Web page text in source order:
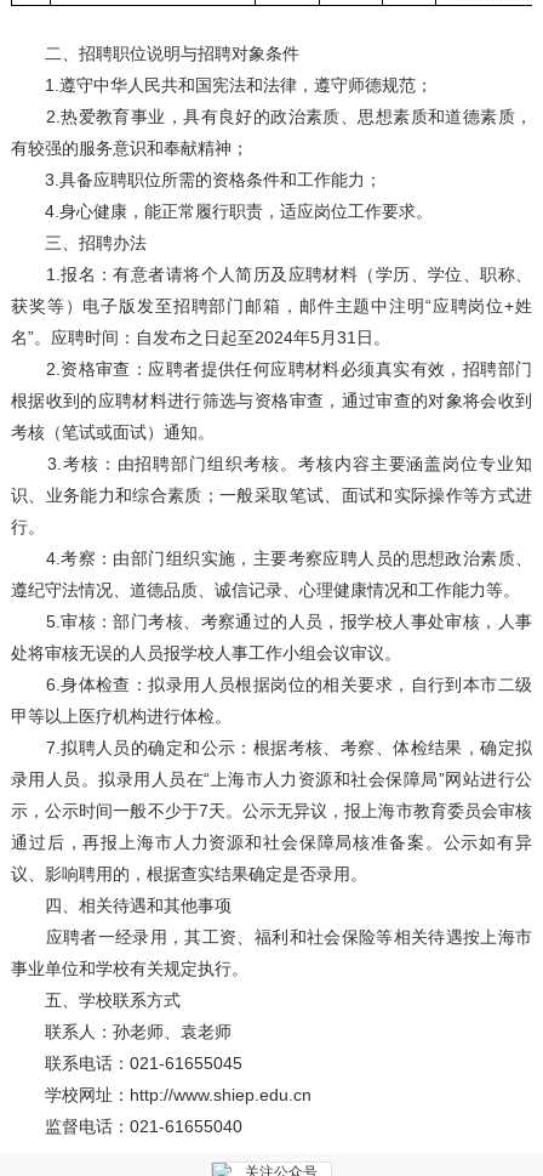
二、招聘职位说明与招聘对象条件
1.遵守中华人民共和国宪法和法律，遵守师德规范；
2.热爱教育事业，具有良好的政治素质、思想素质和道德素质，
有较强的服务意识和奉献精神；
3.具备应聘职位所需的资格条件和工作能力；
4.身心健康，能正常履行职责，适应岗位工作要求。
三、招聘办法
1.报名：有意者请将个人简历及应聘材料（学历、学位、职称、
获奖等）电子版发至招聘部门邮箱，邮件主题中注明“应聘岗位+姓
名”。应聘时间：自发布之日起至2024年5月31日。
2.资格审查：应聘者提供任何应聘材料必须真实有效，招聘部门
根据收到的应聘材料进行筛选与资格审查，通过审查的对象将会收到
考核（笔试或面试）通知。
3.考核：由招聘部门组织考核。考核内容主要涵盖岗位专业知
识、业务能力和综合素质；一般采取笔试、面试和实际操作等方式进
行。
4.考察：由部门组织实施，主要考察应聘人员的思想政治素质、
遵纪守法情况、道德品质、诚信记录、心理健康情况和工作能力等。
5.审核：部门考核、考察通过的人员，报学校人事处审核，人事
处将审核无误的人员报学校人事工作小组会议审议。
6.身体检查：拟录用人员根据岗位的相关要求，自行到本市二级
甲等以上医疗机构进行体检。
7.拟聘人员的确定和公示：根据考核、考察、体检结果，确定拟
录用人员。拟录用人员在“上海市人力资源和社会保障局”网站进行公
示，公示时间一般不少于7天。公示无异议，报上海市教育委员会审核
通过后，再报上海市人力资源和社会保障局核准备案。公示如有异
议、影响聘用的，根据查实结果确定是否录用。
四、相关待遇和其他事项
应聘者一经录用，其工资、福利和社会保险等相关待遇按上海市
事业单位和学校有关规定执行。
五、学校联系方式
联系人：孙老师、袁老师
联系电话：021-61655045
学校网址：http://www.shiep.edu.cn
监督电话：021-61655040